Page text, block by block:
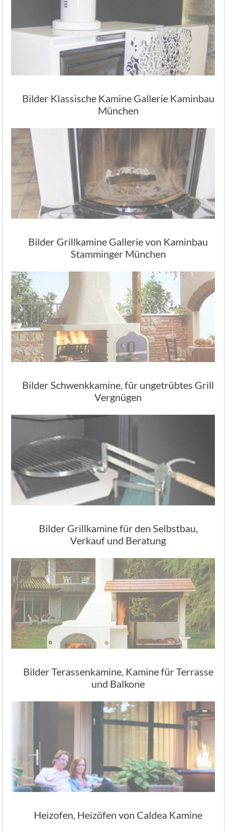
Bilder Klassische Kamine Gallerie Kaminbau
München
Bilder Grillkamine Gallerie von Kaminbau
Stamminger München
Bilder Schwenkkamine, für ungetrübtes Grill
Vergnügen
Bilder Grillkamine für den Selbstbau,
Verkauf und Beratung
Bilder Terassenkamine, Kamine für Terrasse
und Balkone
Heizofen, Heizöfen von Caldea Kamine